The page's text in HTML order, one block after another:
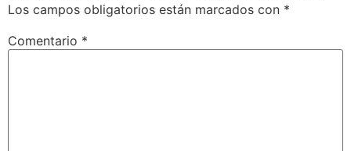
Los campos obligatorios están marcados con *
Comentario *